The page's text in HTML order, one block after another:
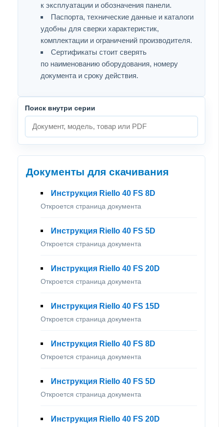
к эксплуатации и обозначения панели.
Паспорта, технические данные и каталоги
удобны для сверки характеристик,
комплектации и ограничений производителя.
Сертификаты стоит сверять
по наименованию оборудования, номеру
документа и сроку действия.
Поиск внутри серии
Документы для скачивания
Инструкция Riello 40 FS 8D
Откроется страница документа
Инструкция Riello 40 FS 5D
Откроется страница документа
Инструкция Riello 40 FS 20D
Откроется страница документа
Инструкция Riello 40 FS 15D
Откроется страница документа
Инструкция Riello 40 FS 8D
Откроется страница документа
Инструкция Riello 40 FS 5D
Откроется страница документа
Инструкция Riello 40 FS 20D